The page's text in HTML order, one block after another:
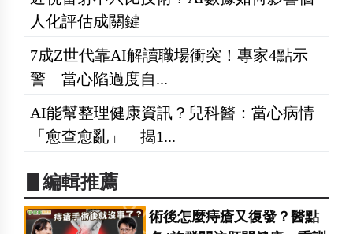
人化評估成關鍵
7成Z世代靠AI解讀職場衝突！專家4點示
警 當心陷過度自...
AI能幫整理健康資訊？兒科醫：當心病情
「愈查愈亂」 揭1...
▋編輯推薦
術後怎麼痔瘡又復發？醫點